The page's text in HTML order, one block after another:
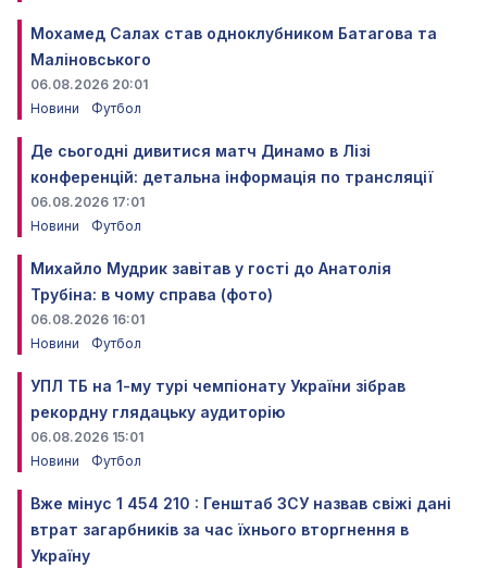
Мохамед Салах став одноклубником Батагова та
Маліновського
06.08.2026 20:01
Новини
Футбол
Де сьогодні дивитися матч Динамо в Лізі
конференцій: детальна інформація по трансляції
06.08.2026 17:01
Новини
Футбол
Михайло Мудрик завітав у гості до Анатолія
Трубіна: в чому справа (фото)
06.08.2026 16:01
Новини
Футбол
УПЛ ТБ на 1-му турі чемпіонату України зібрав
рекордну глядацьку аудиторію
06.08.2026 15:01
Новини
Футбол
Вже мінус 1 454 210 : Генштаб ЗСУ назвав свіжі дані
втрат загарбників за час їхнього вторгнення в
Україну